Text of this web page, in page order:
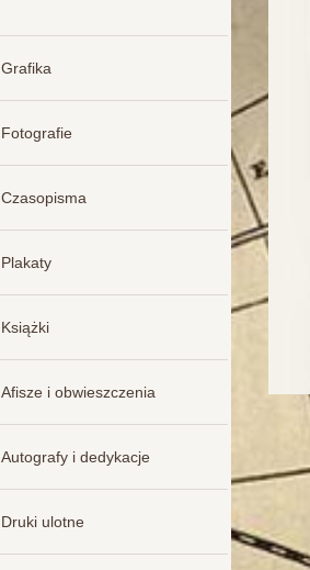
Grafika
Fotografie
Czasopisma
Plakaty
Książki
Afisze i obwieszczenia
Autografy i dedykacje
Druki ulotne